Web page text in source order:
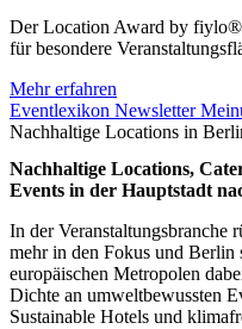
Der Location Award by fiylo®
für besondere
Mehr erfahren
Eventlexikon Newsletter
Nachhaltige Locations in
Nachhaltige Locations,
Events in der Hauptstadt
In der Veranstaltungsbranche
mehr in den Fokus und Berlin
europäischen Metropolen
Dichte an umweltbewussten
Sustainable Hotels und